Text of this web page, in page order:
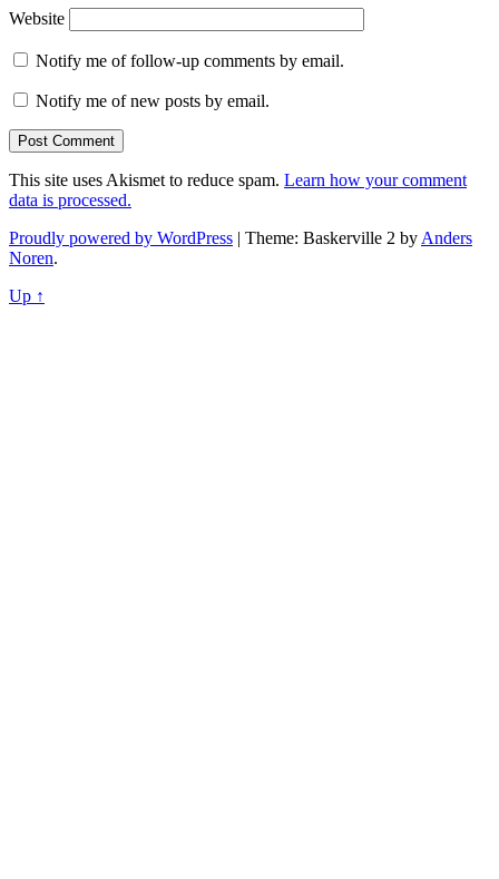
Website
Notify me of follow-up comments by email.
Notify me of new posts by email.
This site uses Akismet to reduce spam. Learn how your comment
data is processed.
Proudly powered by WordPress | Theme: Baskerville 2 by Anders
Noren.
Up ↑